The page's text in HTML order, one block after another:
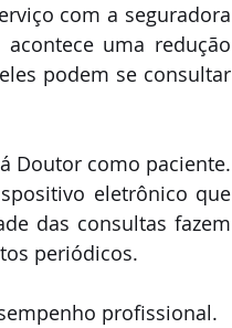
com a seguradora
uma redução
podem se consultar
Doutor como paciente.
eletrônico que
das consultas fazem
periódicos.
profissional.